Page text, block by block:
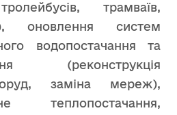
трамваїв,
оновлення систем
водопостачання та
(реконструкція
заміна мереж),
теплопостачання,